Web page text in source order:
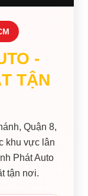
-
TẬN
Quận 8,
khu vực lân
Phát Auto
tận nơi.